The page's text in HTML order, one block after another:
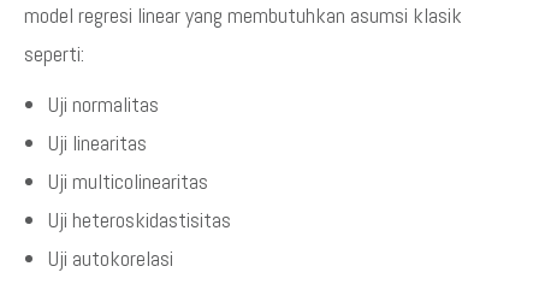
model regresi linear yang membutuhkan asumsi klasik
seperti:
Uji normalitas
Uji linearitas
Uji multicolinearitas
Uji heteroskidastisitas
Uji autokorelasi